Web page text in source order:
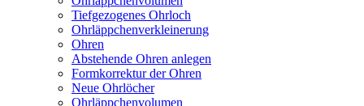
Tiefgezogenes Ohrloch
Ohrläppchenverkleinerung
Ohren
Abstehende Ohren anlegen
Formkorrektur der Ohren
Neue Ohrlöcher
Ohrläppchenvolumen